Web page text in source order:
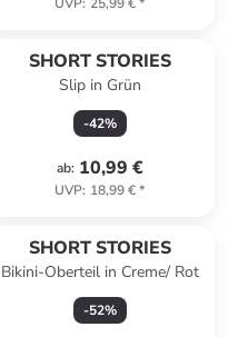
SHORT STORIES
Slip in Grün
-42%
ab: 10,99 €
UVP: 18,99 €*
SHORT STORIES
Bikini-Oberteil in Creme/ Rot
-52%